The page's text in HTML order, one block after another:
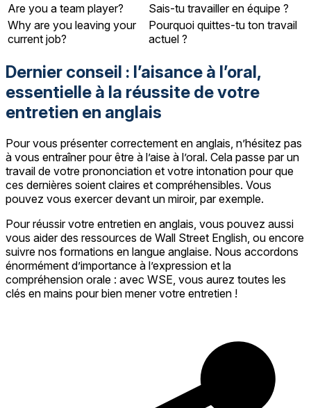
Are you a team player?
Sais-tu travailler en équipe ?
Why are you leaving your
current job?
Pourquoi quittes-tu ton travail
actuel ?
Dernier conseil : l’aisance à l’oral,
essentielle à la réussite de votre
entretien en anglais
Pour vous présenter correctement en anglais, n’hésitez pas
à vous entraîner pour être à l’aise à l’oral. Cela passe par un
travail de votre prononciation et votre intonation pour que
ces dernières soient claires et compréhensibles. Vous
pouvez vous exercer devant un miroir, par exemple.
Pour réussir votre entretien en anglais, vous pouvez aussi
vous aider des ressources de Wall Street English, ou encore
suivre nos formations en langue anglaise. Nous accordons
énormément d’importance à l’expression et la
compréhension orale : avec WSE, vous aurez toutes les
clés en mains pour bien mener votre entretien !